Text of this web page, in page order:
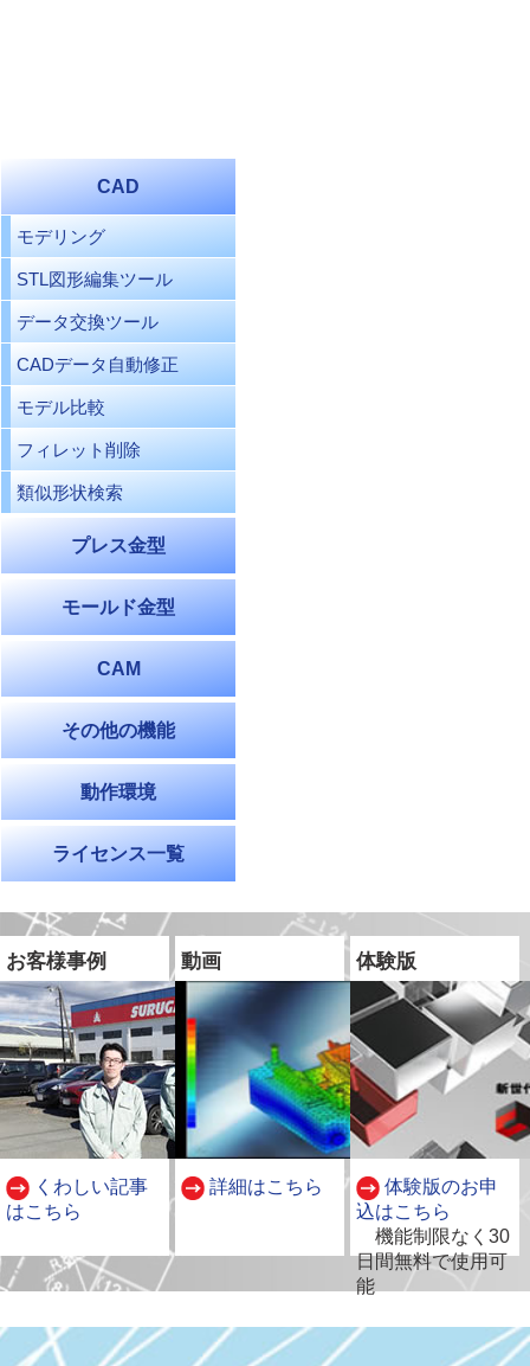
CAD
モデリング
STL図形編集ツール
データ交換ツール
CADデータ自動修正
モデル比較
フィレット削除
類似形状検索
プレス金型
モールド金型
CAM
その他の機能
動作環境
ライセンス一覧
お客様事例
くわしい記事
はこちら
動画
詳細はこちら
体験版
体験版のお申
込はこちら
別
ウ
ド
ウ
機能制限なく30
日間無料で使用可
能